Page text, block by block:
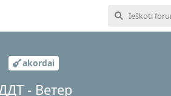
akordai
- Ветер